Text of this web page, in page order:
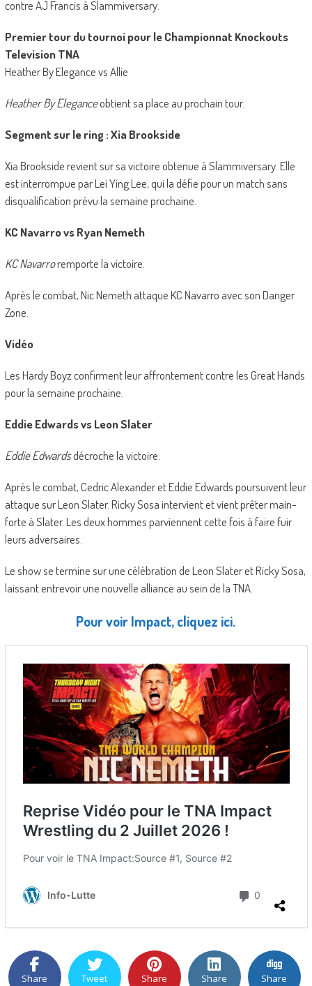
contre AJ Francis à Slammiversary.
Premier tour du tournoi pour le Championnat Knockouts
Television TNA
Heather By Elegance vs Allie
Heather By Eleganceobtient sa place au prochain tour.
Segment sur le ring : Xia Brookside
Xia Brookside revient sur sa victoire obtenue à Slammiversary. Elle
est interrompue par Lei Ying Lee, qui la défie pour un match sans
disqualification prévu la semaine prochaine.
KC Navarro vs Ryan Nemeth
KC Navarroremporte la victoire.
Après le combat, Nic Nemeth attaque KC Navarro avec son Danger
Zone.
Vidéo
Les Hardy Boyz confirment leur affrontement contre les Great Hands
pour la semaine prochaine.
Eddie Edwards vs Leon Slater
Eddie Edwardsdécroche la victoire.
Après le combat, Cedric Alexander et Eddie Edwards poursuivent leur
attaque sur Leon Slater. Ricky Sosa intervient et vient prêter main-
forte à Slater. Les deux hommes parviennent cette fois à faire fuir
leurs adversaires.
Le show se termine sur une célébration de Leon Slater et Ricky Sosa,
laissant entrevoir une nouvelle alliance au sein de la TNA.
Pour voir Impact, cliquez ici.
Share Tweet Share Share Share